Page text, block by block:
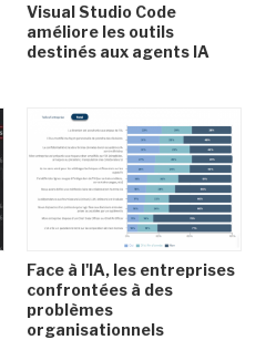
Visual Studio Code
améliore les outils
destinés aux agents IA
Face à l'IA, les entreprises
confrontées à des
problèmes
organisationnels